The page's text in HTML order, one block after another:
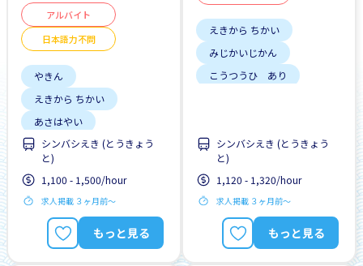
アルバイト
日本語力不問
やきん
えきから ちかい
あさはやい
ごはん つき
みじかいじかん
こうつうひ あり
ざんぎょう おおい
シンバシえき (とうきょう
と)
1,100 - 1,500/hour
求人掲載 ３ヶ月前〜
もっと見る
えきから ちかい
みじかいじかん
こうつうひ あり
りゅうがくせい かんげい
しゅう2、3にち
はじめて OK
シンバシえき (とうきょう
と)
1,120 - 1,320/hour
求人掲載 ３ヶ月前〜
もっと見る